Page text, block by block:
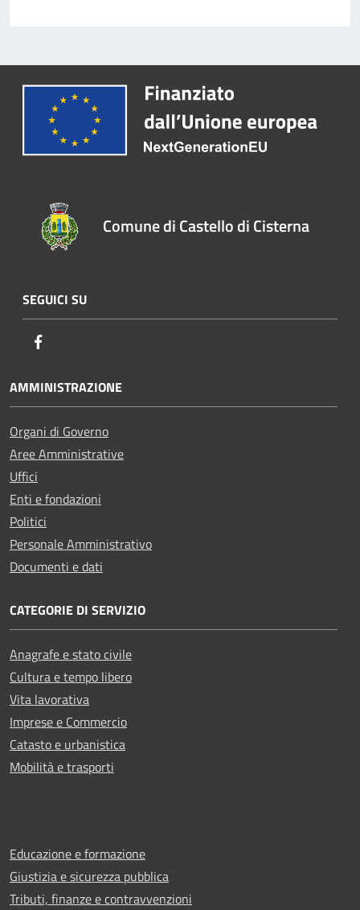
Comune di Castello di Cisterna
SEGUICI SU
AMMINISTRAZIONE
Organi di Governo
Aree Amministrative
Uffici
Enti e fondazioni
Politici
Personale Amministrativo
Documenti e dati
CATEGORIE DI SERVIZIO
Anagrafe e stato civile
Cultura e tempo libero
Vita lavorativa
Imprese e Commercio
Catasto e urbanistica
Mobilità e trasporti
Educazione e formazione
Giustizia e sicurezza pubblica
Tributi, finanze e contravvenzioni